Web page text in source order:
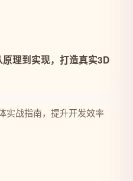
理到实现，打造真实3D